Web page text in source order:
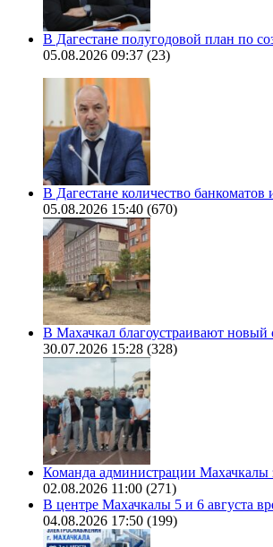
В Дагестане полугодовой план по
05.08.2026 09:37 (23)
В Дагестане количество
05.08.2026 15:40 (670)
В Махачкал благоустраивают
30.07.2026 15:28 (328)
Команда администрации Махачкалы
02.08.2026 11:00 (271)
В центре Махачкалы 5 и 6 августа
04.08.2026 17:50 (199)